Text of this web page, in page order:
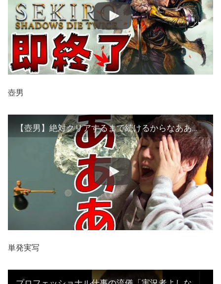
壺男
【壺男】絶対クリアするまで続けるからなああああ！！！！【getting over it】
単発実写